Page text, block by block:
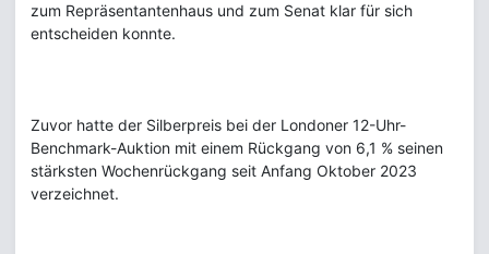
zum Repräsentantenhaus und zum Senat klar für sich
entscheiden konnte.
Zuvor hatte der Silberpreis bei der Londoner 12-Uhr-
Benchmark-Auktion mit einem Rückgang von 6,1 % seinen
stärksten Wochenrückgang seit Anfang Oktober 2023
verzeichnet.